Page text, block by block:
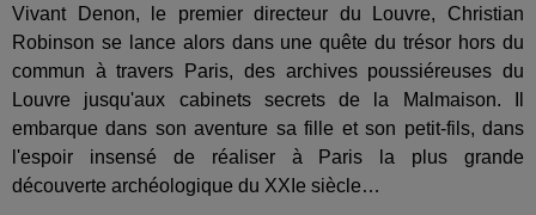
Vivant Denon, le premier directeur du Louvre, Christian
Robinson se lance alors dans une quête du trésor hors du
commun à travers Paris, des archives poussiéreuses du
Louvre jusqu'aux cabinets secrets de la Malmaison. Il
embarque dans son aventure sa fille et son petit-fils, dans
l'espoir insensé de réaliser à Paris la plus grande
découverte archéologique du XXIe siècle…